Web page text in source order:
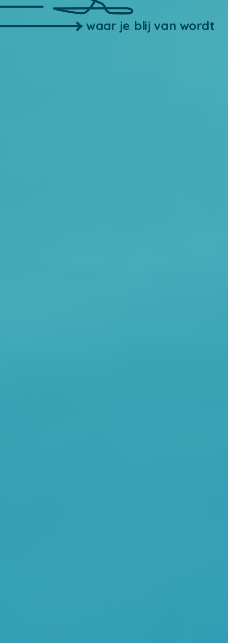
waar je blij van wordt